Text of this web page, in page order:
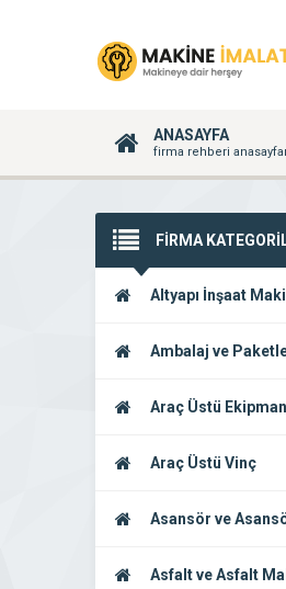
ANASAYFA
firma rehberi
FİRMA
Altyapı İnşaat
Ambalaj ve
Araç Üstü
Araç Üstü Vinç
Asansör ve
Asfalt ve Asfalt